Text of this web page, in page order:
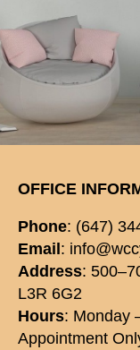
OFFICE
Phone: (647)
Email:
Address:
L3R 6G2
Hours: Monday
Appointment